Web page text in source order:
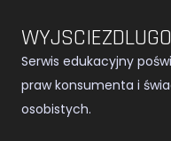
Serwis edukacyjny
praw konsumenta i
osobistych.